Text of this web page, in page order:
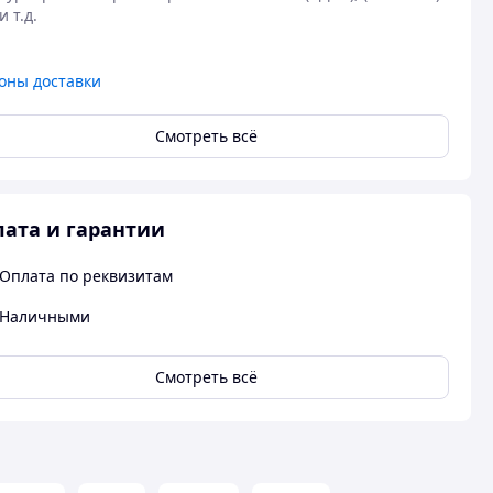
доставки
Смотреть всё
и гарантии
Оплата по реквизитам
Наличными
Смотреть всё